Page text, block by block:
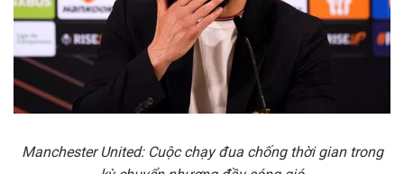
Manchester United: Cuộc chạy đua chống thời gian trong